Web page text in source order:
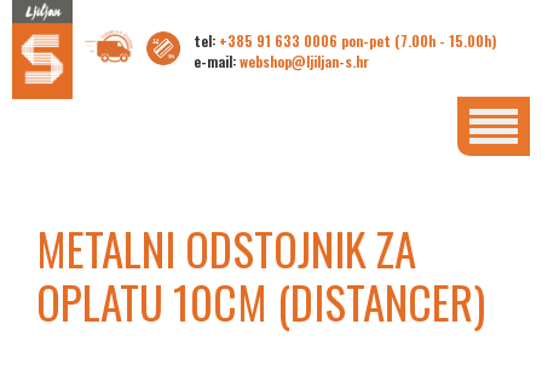
tel: +385 91 633 0006 pon-pet (7.00h - 15.00h)
e-mail:webshop@ljiljan-s.hr
METALNI ODSTOJNIK ZA
OPLATU 10CM (DISTANCER)